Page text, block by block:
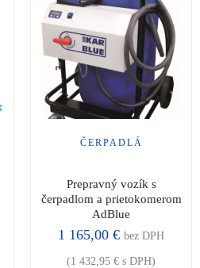
ČERPADLÁ
Prepravný vozík s
čerpadlom a prietokomerom
AdBlue
1 165,00 € bez DPH
(1 432,95 € s DPH)